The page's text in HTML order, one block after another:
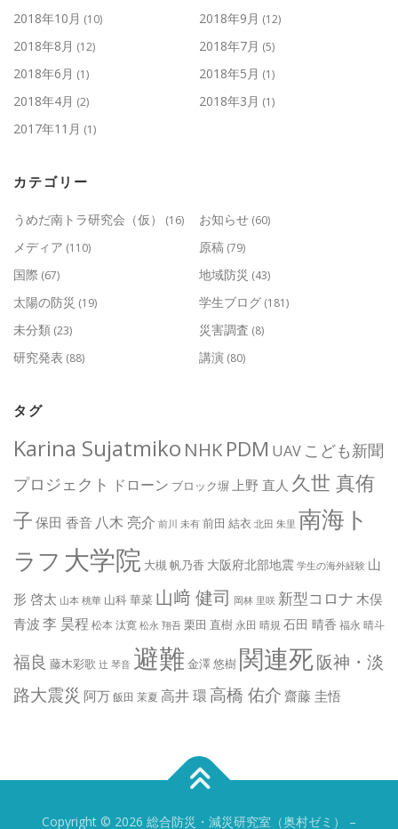
2018年10月 (10) 2018年9月 (12)
2018年8月 (12) 2018年7月 (5)
2018年6月 (1) 2018年5月 (1)
2018年4月 (2) 2018年3月 (1)
2017年11月 (1)
カテゴリー
うめだ南トラ研究会（仮） (16) お知らせ (60)
メディア (110) 原稿 (79)
国際 (67) 地域防災 (43)
太陽の防災 (19) 学生ブログ (181)
未分類 (23) 災害調査 (8)
研究発表 (88) 講演 (80)
タグ
Karina Sujatmiko NHK PDM UAV こども新聞
プロジェクト ドローン ブロック塀 上野 直人 久世 真侑
子 保田 香音 八木 亮介 前川 未有 前田 結衣 北田 朱里 南海ト
ラフ 大学院 大槻 帆乃香 大阪府北部地震 学生の海外経験 山
形 啓太 山本 桃華 山科 華菜 山﨑 健司 岡林 里咲 新型コロナ木俣
青波李 昊程 松本 汰寛 松永 翔吾 栗田 直樹 永田 晴規 石田 晴香 福永 晴斗
福良 藤木彩歌 辻 琴音 避難金澤 悠樹 関連死阪神・淡
路大震災 阿万 飯田 茉夏 高井 環 高橋 佑介 齋藤 圭悟
Copyright © 2026 総合防災・減災研究室（奥村ゼミ） –